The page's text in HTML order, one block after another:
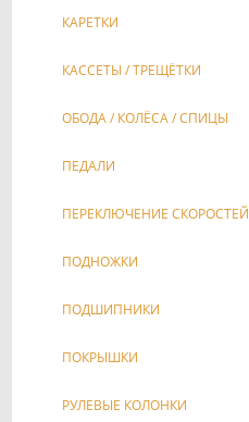
КАРЕТКИ
КАССЕТЫ / ТРЕЩЁТКИ
ОБОДА / КОЛЁСА / СПИЦЫ
ПЕДАЛИ
ПЕРЕКЛЮЧЕНИЕ СКОРОСТЕЙ
ПОДНОЖКИ
ПОДШИПНИКИ
ПОКРЫШКИ
РУЛЕВЫЕ КОЛОНКИ